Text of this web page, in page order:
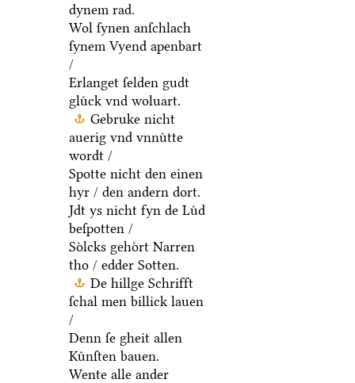
dynem rad.
Wol ſynen anſchlach
ſynem Vyend apenbart
/
Erlanget ſelden gudt
gluͤck vnd woluart.
Gebruke nicht
auerig vnd vnnuͤtte
wordt /
Spotte nicht den einen
hyr / den andern dort.
Jdt ys nicht fyn de Luͤd
beſpotten /
Soͤlcks gehoͤrt Narren
tho / edder Sotten.
De hillge Schrifft
ſchal men billick lauen
/
Denn ſe gheit allen
Kuͤnſten bauen.
Wente alle ander